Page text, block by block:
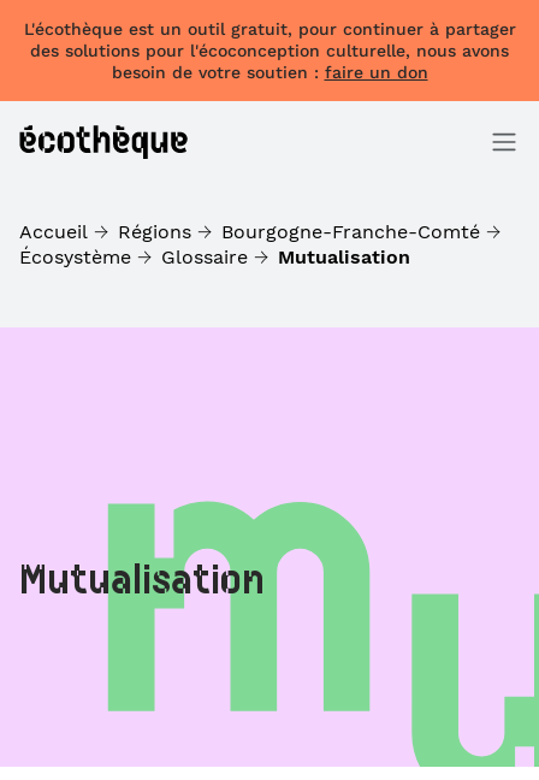
L'écothèque est un outil gratuit, pour continuer à partager
des solutions pour l'écoconception culturelle, nous avons
besoin de votre soutien : faire un don
Accueil Régions
Bourgogne-Franche-Comté
Écosystème
Glossaire Mutualisation
Mutualisation